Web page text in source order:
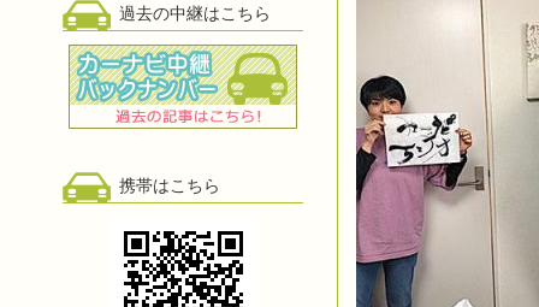
過去の中継はこちら
携帯はこちら